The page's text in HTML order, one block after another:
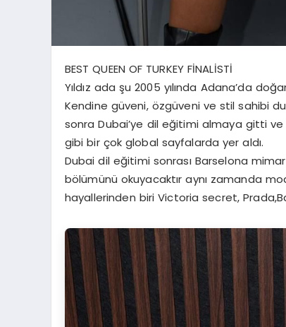
BEST QUEEN OF TURKEY FİNALİSTİ
Yıldız ada şu 2005 yılında Adana’da
Kendine güveni, özgüveni ve stil sahibi
sonra Dubai’ye dil eğitimi almaya gitti
gibi bir çok global sayfalarda yer aldı.
Dubai dil eğitimi sonrası Barselona
bölümünü okuyacaktır aynı zamanda
hayallerinden biri Victoria secret,